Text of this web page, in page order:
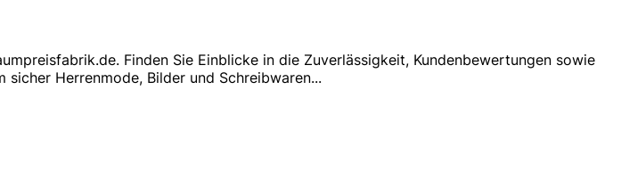
Finden Sie Einblicke in die Zuverlässigkeit, Kundenbewertungen sowie
Herrenmode, Bilder und Schreibwaren...